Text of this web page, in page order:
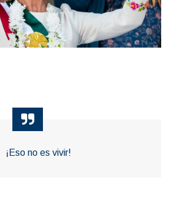
¡Eso no es vivir!